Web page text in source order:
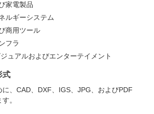
家電製品
ルギーシステム
商用ツール
フラ
ュアルおよびエンターテイメント
式
、CAD、DXF、IGS、JPG、およびPDF
。